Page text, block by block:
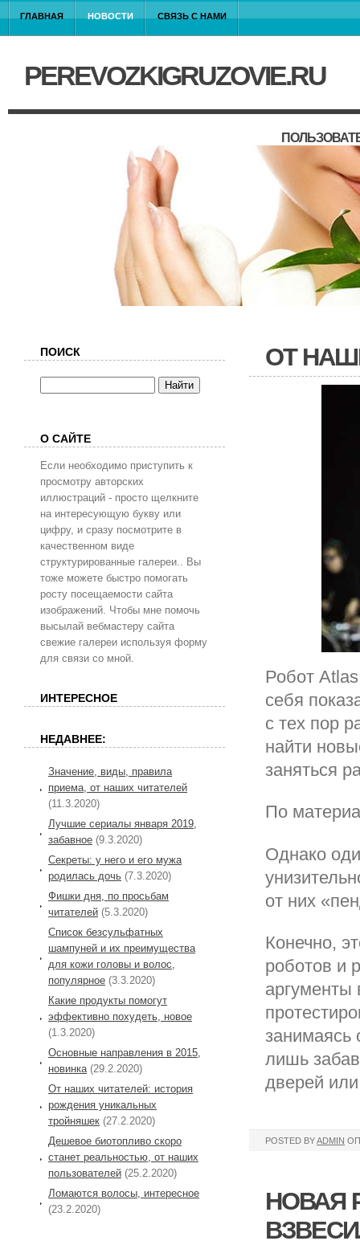
ГЛАВНАЯ НОВОСТИ СВЯЗЬ С НАМИ
PEREVOZKIGRUZOVIE.RU
ОТ
Робот
себя
с тех пор
найти
заняться
По
Однако
от них
Конечно,
роботов и
аргументы
лишь
дверей
POSTED BYADMIN
НОВАЯ
ПОИСК
О САЙТЕ
Если необходимо приступить к
просмотру авторских
иллюстраций - просто щелкните
на интересующую букву или
цифру, и сразу посмотрите в
качественном виде
структурированные галереи.. Вы
тоже можете быстро помогать
росту посещаемости сайта
изображений. Чтобы мне помочь
высылай вебмастеру сайта
свежие галереи используя форму
для связи со мной.
ИНТЕРЕСНОЕ
НЕДАВНЕЕ:
Значение, виды, правила
приема, от наших читателей
(11.3.2020)
Лучшие сериалы января 2019,
забавное (9.3.2020)
Секреты: у него и его мужа
родилась дочь (7.3.2020)
Фишки дня, по просьбам
читателей (5.3.2020)
Список безсульфатных
шампуней и их преимущества
для кожи головы и волос,
популярное (3.3.2020)
Какие продукты помогут
эффективно похудеть, новое
(1.3.2020)
Основные направления в 2015,
новинка (29.2.2020)
От наших читателей: история
рождения уникальных
тройняшек (27.2.2020)
Дешевое биотопливо скоро
станет реальностью, от наших
пользователей (25.2.2020)
Ломаются волосы, интересное
(23.2.2020)